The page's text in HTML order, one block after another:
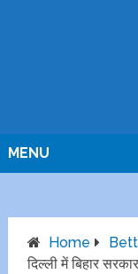
MENU
Home
दिल्ली में बिहार